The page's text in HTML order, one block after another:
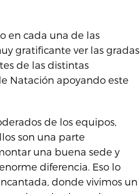
en cada una de las
gratificante ver las gradas
de las distintas
Natación apoyando este
de los equipos,
son una parte
una buena sede y
diferencia. Eso lo
donde vivimos un